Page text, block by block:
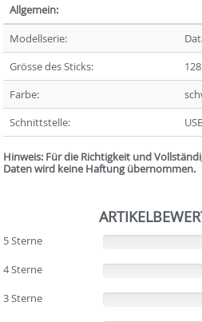
Allgemein:
Modellserie:
Grösse des Sticks:
Farbe:
Schnittstelle:
Hinweis: Für die Richtigkeit und
Daten wird keine Haftung übernommen.
5 Sterne
4 Sterne
3 Sterne